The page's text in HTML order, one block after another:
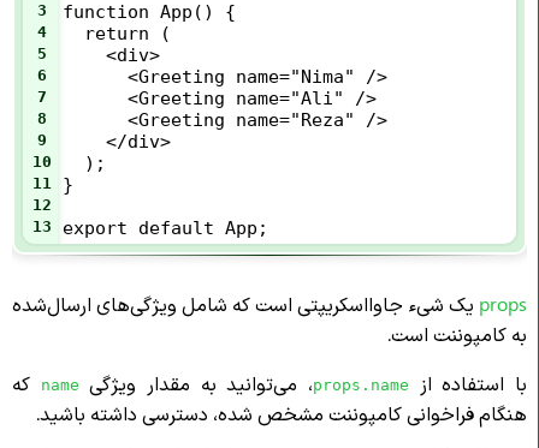
3
function App() {
4
  return (
5
    <div>
6
      <Greeting name="Nima" />
7
      <Greeting name="Ali" />
8
      <Greeting name="Reza" />
9
    </div>
10
  );
11 }
12
13
export default App;
props یک شیء جاوااسکریپتی است که شامل ویژگی‌های ارسال‌شده
به کامپوننت است.
با استفاده از
props.name، می‌توانید به مقدار ویژگی name
که
هنگام فراخوانی کامپوننت مشخص شده، دسترسی داشته باشید.